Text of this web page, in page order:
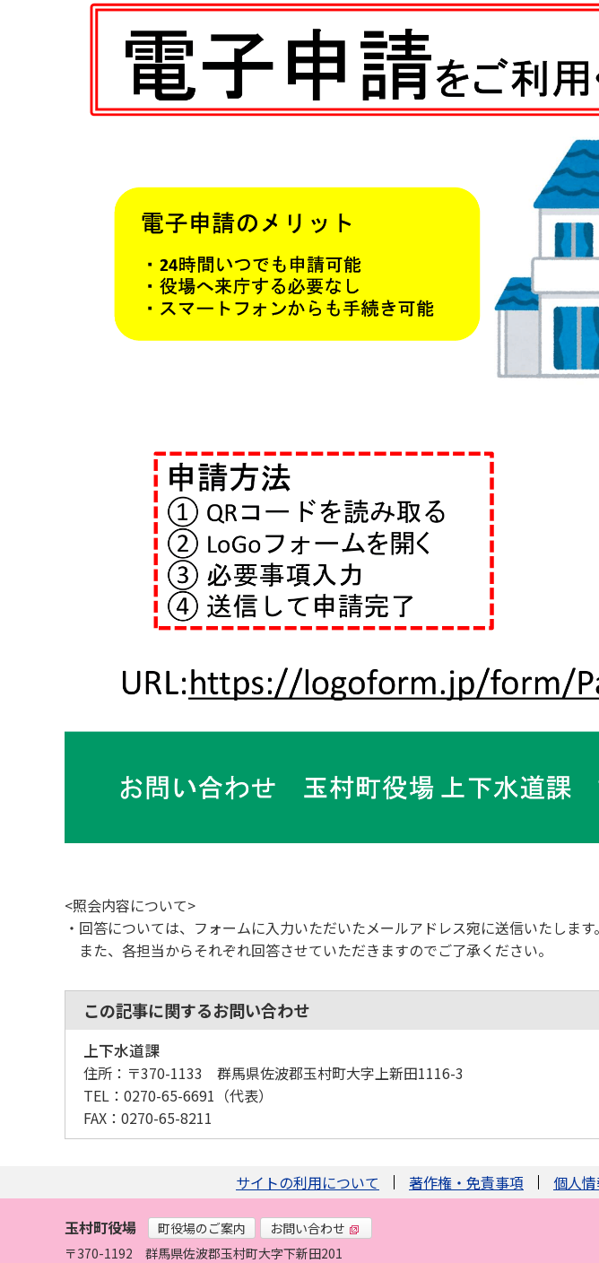
<照会内容について>
・回答については、フォームに入力いただいたメールアドレス宛に送信いたします。
また、各担当からそれぞれ回答させていただきますのでご了承ください。
この記事に関するお問い合わせ
上下水道課
住所： 〒370-1133 群馬県佐波郡玉村町大字上新田1116-3
TEL： 0270-65-6691 （代表）
FAX： 0270-65-8211
サイトの利用について 著作権・免責事項 個人
玉村町役場 町役場のご案内
お問い合わせ
〒370-1192
群馬県佐波郡玉村町大字下新田201